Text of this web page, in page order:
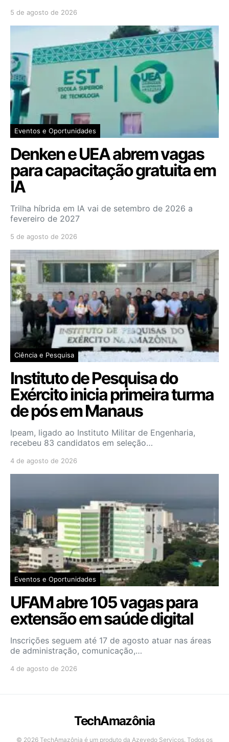
5 de agosto de 2026
Eventos e Oportunidades
Denken e UEA abrem vagas
para capacitação gratuita em
IA
Trilha híbrida em IA vai de setembro de 2026 a
fevereiro de 2027
5 de agosto de 2026
Ciência e Pesquisa
Instituto de Pesquisa do
Exército inicia primeira turma
de pós em Manaus
Ipeam, ligado ao Instituto Militar de Engenharia,
recebeu 83 candidatos em seleção…
4 de agosto de 2026
Eventos e Oportunidades
UFAM abre 105 vagas para
extensão em saúde digital
Inscrições seguem até 17 de agosto atuar nas áreas
de administração, comunicação,…
4 de agosto de 2026
TechAmazônia
© 2026 TechAmazônia é um produto da Azevedo Serviços. Todos os